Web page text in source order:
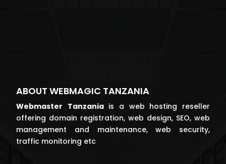
ABOUT WEBMAGIC TANZANIA
Webmaster Tanzaniais a web hosting reseller
offering domain registration, web design, SEO, web
management and maintenance, web security,
traffic monitoring etc